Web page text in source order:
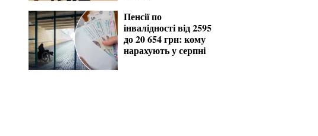
Пенсії по
інвалідності від 2595
до 20 654 грн: кому
нарахують у серпні